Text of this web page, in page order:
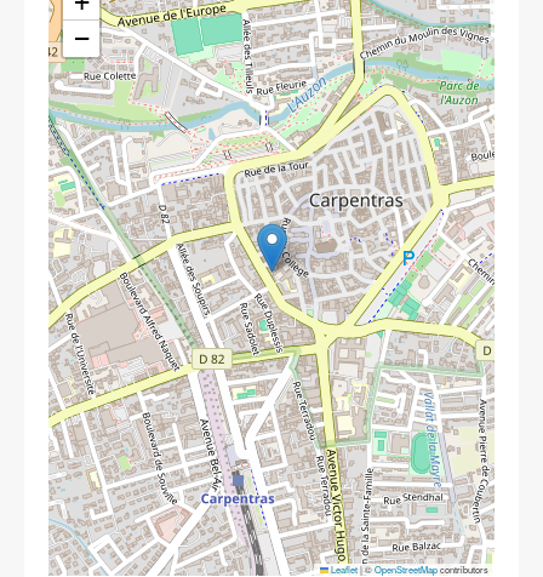
−
Leaflet|©OpenStreetMapcontributors